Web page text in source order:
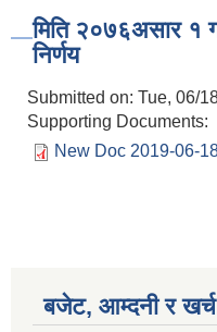
मिति २०७६असार १
निर्णय
Submitted on: Tue, 06/
Supporting Documents:
New Doc 2019-06-
बजेट, आम्दनी र खर्च